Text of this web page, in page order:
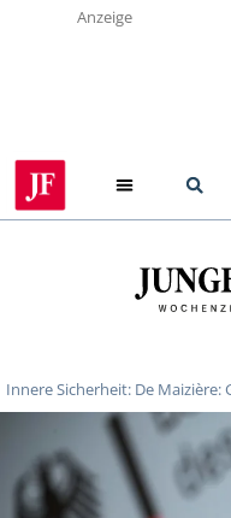
Anzeige
Innere Sicherheit: De